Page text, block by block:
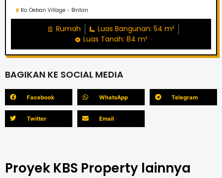
Ko. Oeban Village - Bintan
Rumah
Luas Bangunan: 54 m²
Luas Tanah: 84 m²
BAGIKAN KE SOCIAL MEDIA
Facebook WhatsApp Telegram
Twitter Email
Proyek KBS Property lainnya